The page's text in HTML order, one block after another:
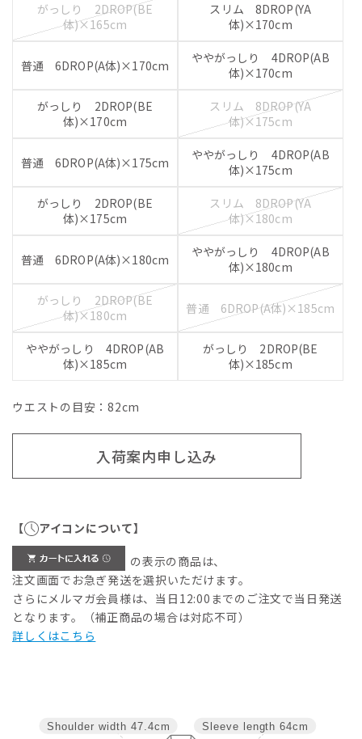
がっしり 2DROP(BE
体)×165cm
スリム 8DROP(YA
体)×170cm
普通 6DROP(A体)×170cm
ややがっしり 4DROP(AB
体)×170cm
がっしり 2DROP(BE
体)×170cm
スリム 8DROP(YA
体)×175cm
普通 6DROP(A体)×175cm
ややがっしり 4DROP(AB
体)×175cm
がっしり 2DROP(BE
体)×175cm
スリム 8DROP(YA
体)×180cm
普通 6DROP(A体)×180cm
ややがっしり 4DROP(AB
体)×180cm
がっしり 2DROP(BE
体)×180cm
普通 6DROP(A体)×185cm
ややがっしり 4DROP(AB
体)×185cm
がっしり 2DROP(BE
体)×185cm
ウエストの目安：82cm
入荷案内申し込み
【 アイコンについて】
の表示の商品は、
注文画面でお急ぎ発送を選択いただけます。
さらにメルマガ会員様は、当日12:00までのご注文で当日発送
となります。（補正商品の場合は対応不可）
詳しくはこちら
Sleeve length 64cm
Shoulder width 47.4cm